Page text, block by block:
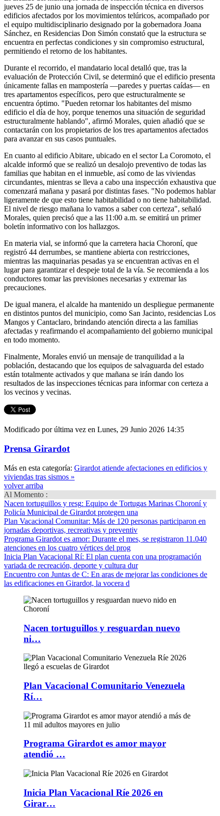
jueves 25 de junio una jornada de inspección técnica en diversos
edificios afectados por los movimientos telúricos, acompañado por
el equipo multidisciplinario designado por la gobernadora Joana
Sánchez, en Residencias Don Simón constató que la estructura se
encuentra en perfectas condiciones y sin compromiso estructural,
permitiendo el retorno de los habitantes.
Durante el recorrido, el mandatario local detalló que, tras la
evaluación de Protección Civil, se determinó que el edificio presenta
únicamente fallas en mampostería —paredes y puertas caídas— en
tres apartamentos específicos, pero que estructuralmente se
encuentra óptimo. "Pueden retornar los habitantes del mismo
edificio el día de hoy, porque tenemos una situación de seguridad
estructuralmente hablando", afirmó Morales, quien añadió que se
contactarán con los propietarios de los tres apartamentos afectados
para avanzar en sus casos puntuales.
En cuanto al edificio Abitare, ubicado en el sector La Coromoto, el
alcalde informó que se realizó un desalojo preventivo de todas las
familias que habitan en el inmueble, así como de las viviendas
circundantes, mientras se lleva a cabo una inspección exhaustiva que
comenzará mañana y pasará por distintas fases. "No podemos hablar
ligeramente de que esto tiene habitabilidad o no tiene habitabilidad.
El nivel de riesgo mañana lo vamos a saber con certeza", señaló
Morales, quien precisó que a las 11:00 a.m. se emitirá un primer
boletín informativo con los hallazgos.
En materia vial, se informó que la carretera hacia Choroní, que
registró 44 derrumbes, se mantiene abierta con restricciones,
mientras las maquinarias pesadas ya se encuentran activas en el
lugar para garantizar el despeje total de la vía. Se recomienda a los
conductores tomar las previsiones necesarias y extremar las
precauciones.
De igual manera, el alcalde ha mantenido un despliegue permanente
en distintos puntos del municipio, como San Jacinto, residencias Los
Mangos y Cantaclaro, brindando atención directa a las familias
afectadas y reafirmando el acompañamiento del gobierno municipal
en todo momento.
Finalmente, Morales envió un mensaje de tranquilidad a la
población, destacando que los equipos de salvaguarda del estado
están totalmente activados y que mañana se irán dando los
resultados de las inspecciones técnicas para informar con certeza a
los vecinos y vecinas.
Modificado por última vez en Lunes, 29 Junio 2026 14:35
Prensa Girardot
Más en esta categoría: Girardot atiende afectaciones en edificios y
viviendas tras sismos »
volver arriba
Al Momento :
Nacen tortuguillos y resg: Equipo de Tortugas Marinas Choroní y
Policía Municipal de Girardot protegen una
Plan Vacacional Comunitar: Más de 120 personas participaron en
jornadas deportivas, recreativas y preventiv
Programa Girardot es amor: Durante el mes, se registraron 11.040
atenciones en los cuatro vértices del prog
Inicia Plan Vacacional Rí: El plan cuenta con una programación
variada de recreación, deporte y cultura dur
Encuentro con Juntas de C: En aras de mejorar las condiciones de
las edificaciones en Girardot, la vocera d
Nacen tortuguillos y resguardan nuevo
ni…
Plan Vacacional Comunitario Venezuela
Rí…
Programa Girardot es amor mayor
atendió …
Inicia Plan Vacacional Ríe 2026 en
Girar…